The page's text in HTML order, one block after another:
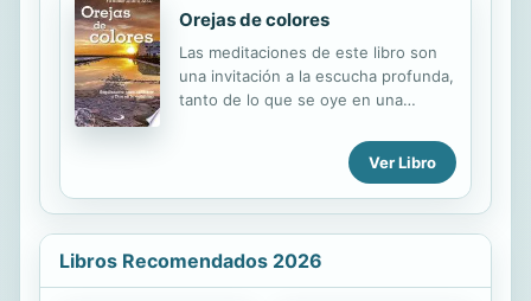
Orejas de colores
Las meditaciones de este libro son
una invitación a la escucha profunda,
tanto de lo que se oye en una
en los libros o de lo que se vive en
cada circunstancia cotidiana. Son
meditaciones que mueven a la
oración y llevan a la alegría de ser
realidad y a transformar la vida en
experiencia positiva. Se agrupan en
Ver Libro
Libros Recomendados 2026